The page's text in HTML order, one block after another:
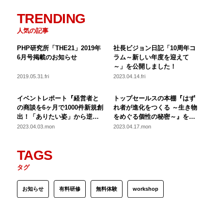
TRENDING
人気の記事
PHP研究所「THE21」2019年
6月号掲載のお知らせ
2019.05.31.fri
社長ビジョン日記「10周年コ
ラム～新しい年度を迎えて
～」を公開しました！
2023.04.14.fri
イベントレポート『経営者と
の商談を6ヶ月で1000件新規創
出！「ありたい姿」から逆算
した営業改革の秘訣』を公開
2023.04.03.mon
トップセールスの本棚『はず
れ者が進化をつくる ～生き物
をめぐる個性の秘密～』を公
開しました！
2023.04.17.mon
TAGS
タグ
お知らせ 有料研修 無料体験 workshop